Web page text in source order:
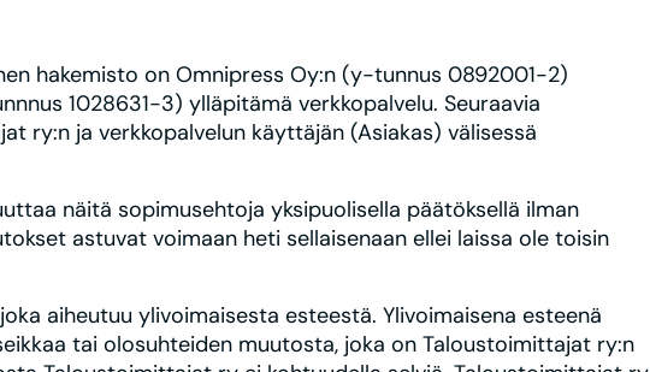
hakemisto on Omnipress Oy:n (y-tunnus 0892001-2)
1028631-3) ylläpitämä verkkopalvelu. Seuraavia
ry:n ja verkkopalvelun käyttäjän (Asiakas) välisessä
näitä sopimusehtoja yksipuolisella päätöksellä ilman
astuvat voimaan heti sellaisenaan ellei laissa ole toisin
aiheutuu ylivoimaisesta esteestä. Ylivoimaisena esteenä
tai olosuhteiden muutosta, joka on Taloustoimittajat ry:n